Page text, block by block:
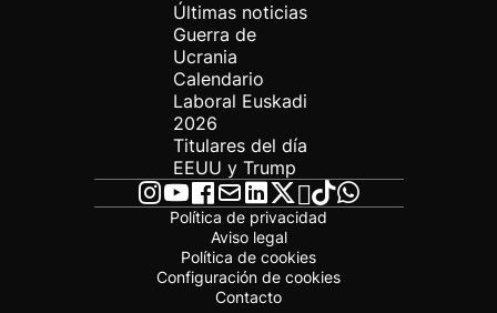
Últimas noticias
Guerra de
Ucrania
Calendario
Laboral Euskadi
2026
Titulares del día
EEUU y Trump
Política de privacidad
Aviso legal
Política de cookies
Configuración de cookies
Contacto